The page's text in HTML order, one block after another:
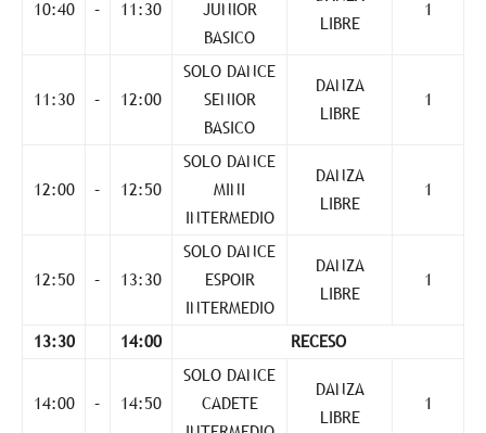
10:40 – 11:30
JUNIOR
BASICO
LIBRE
1
11:30 – 12:00
SOLO DANCE
SENIOR
BASICO
DANZA
LIBRE
1
12:00 – 12:50
SOLO DANCE
MINI
INTERMEDIO
DANZA
LIBRE
1
12:50 – 13:30
SOLO DANCE
ESPOIR
INTERMEDIO
DANZA
LIBRE
1
13:30 14:00 RECESO
14:00 – 14:50
SOLO DANCE
CADETE
DANZA
LIBRE
1